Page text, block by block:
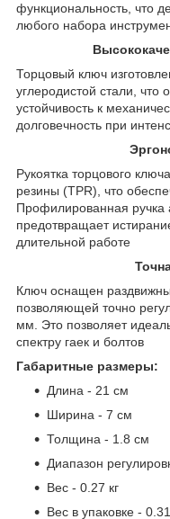
функциональность, что
любого набора
Торцовый ключ
углеродистой стали, что
устойчивость к
долговечность при
Рукоятка торцового
резины (TPR), что
Профилированная ручка
предотвращает
длительной работе
Ключ оснащен
позволяющей точно
мм. Это позволяет
спектру гаек и болтов
Габаритные размеры:
Длина - 21 см
Ширина - 7 см
Толщина - 1.8 см
Диапазон
Вес - 0.27 кг
Вес в упаковке -